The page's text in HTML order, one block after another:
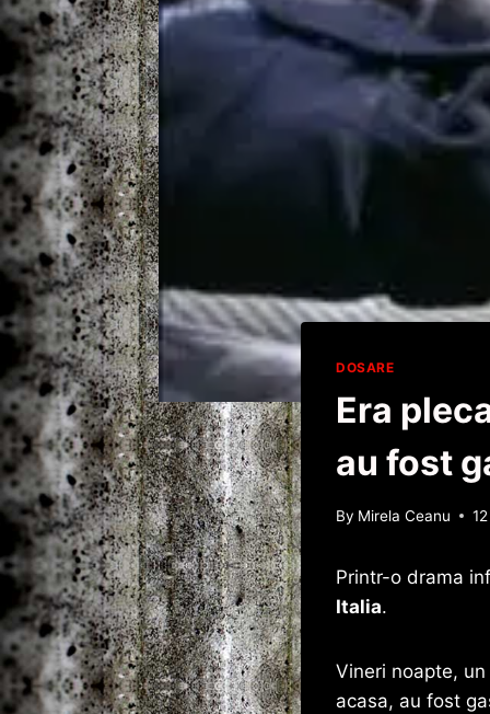
DOSARE
Era
au fost
By Mirela Ceanu
Printr-o drama
Italia.
Vineri noapte,
acasa, au fost